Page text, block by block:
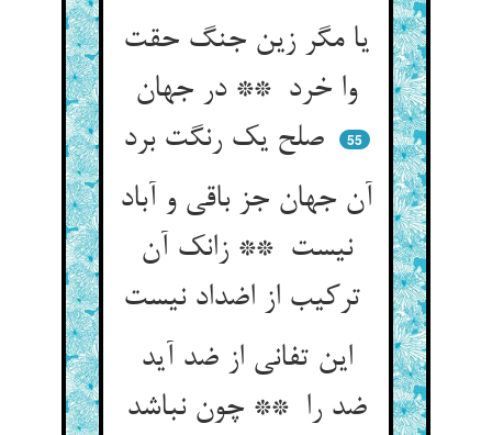
یا مگر زین جنگ حقت
وا خرد ** در جهان
صلح یک رنگت برد
55
آن جهان جز باقی و آباد
نیست ** زانک آن
این تفانی از ضد آید
ضد را ** چون نباشد